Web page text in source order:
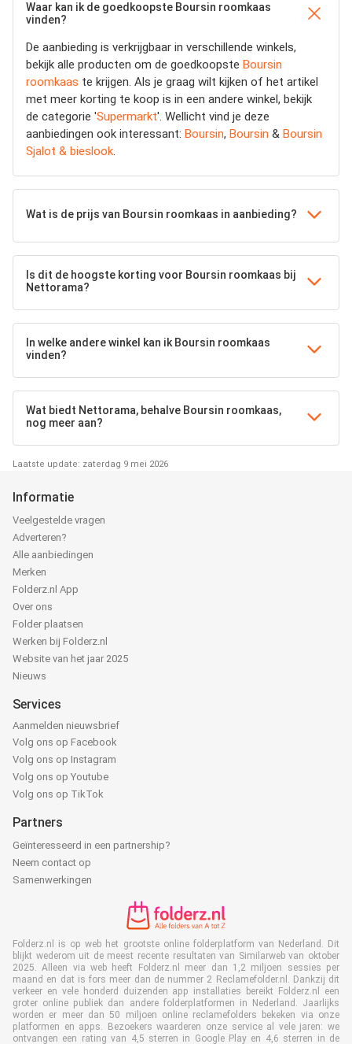
Waar kan ik de goedkoopste Boursin roomkaas
vinden?
De aanbieding is verkrijgbaar in verschillende winkels,
bekijk alle producten om de goedkoopste Boursin
roomkaas te krijgen. Als je graag wilt kijken of het artikel
met meer korting te koop is in een andere winkel, bekijk
de categorie 'Supermarkt'. Wellicht vind je deze
aanbiedingen ook interessant: Boursin, Boursin & Boursin
Sjalot & bieslook.
Wat is de prijs van Boursin roomkaas in aanbieding?
Is dit de hoogste korting voor Boursin roomkaas bij
Nettorama?
In welke andere winkel kan ik Boursin roomkaas
vinden?
Wat biedt Nettorama, behalve Boursin roomkaas,
nog meer aan?
Laatste update: zaterdag 9 mei 2026
Informatie
Veelgestelde vragen
Adverteren?
Alle aanbiedingen
Merken
Folderz.nl App
Over ons
Folder plaatsen
Werken bij Folderz.nl
Website van het jaar 2025
Nieuws
Services
Aanmelden nieuwsbrief
Volg ons op Facebook
Volg ons op Instagram
Volg ons op Youtube
Volg ons op TikTok
Partners
Geïnteresseerd in een partnership?
Neem contact op
Samenwerkingen
Folderz.nl is op web het grootste online folderplatform van Nederland. Dit
blijkt wederom uit de meest recente resultaten van Similarweb van oktober
2025. Alleen via web heeft Folderz.nl meer dan 1,2 miljoen sessies per
maand en dat is fors meer dan de nummer 2 Reclamefolder.nl. Dankzij dit
verkeer en vele honderd duizenden app installaties bereikt Folderz.nl een
groter online publiek dan andere folderplatformen in Nederland. Jaarlijks
worden er meer dan 50 miljoen online reclamefolders bekeken via onze
platformen en apps. Bezoekers waarderen onze service al vele jaren: we
ontvangen een rating van 4,5 sterren in Google Play en 4,6 sterren in de